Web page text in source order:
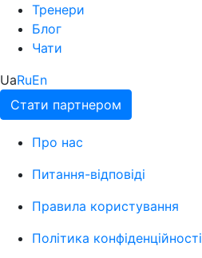
Тренери
Блог
Чати
UaRuEn
Стати партнером
Про нас
Питання-відповіді
Правила користування
Політика конфіденційності